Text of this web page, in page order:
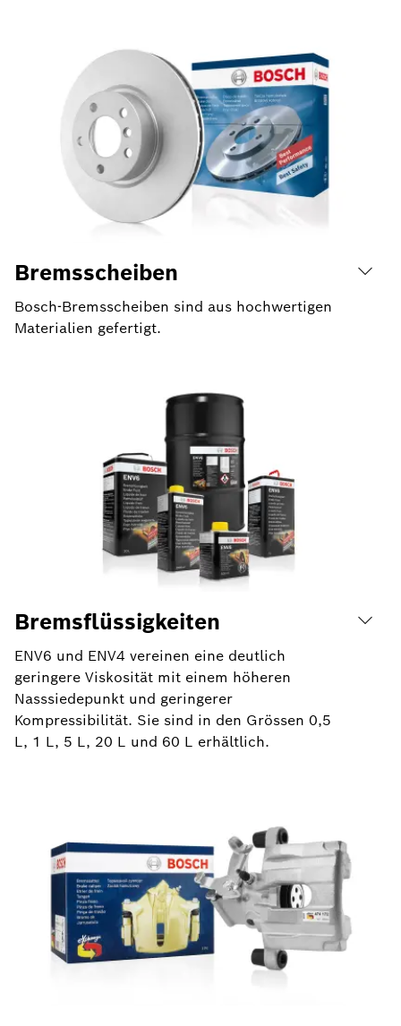
Bremsscheiben
Bosch-Bremsscheiben sind aus hochwertigen
Materialien gefertigt.
Bremsflüssigkeiten
ENV6 und ENV4 vereinen eine deutlich
geringere Viskosität mit einem höheren
Nasssiedepunkt und geringerer
Kompressibilität. Sie sind in den Grössen 0,5
L, 1 L, 5 L, 20 L und 60 L erhältlich.